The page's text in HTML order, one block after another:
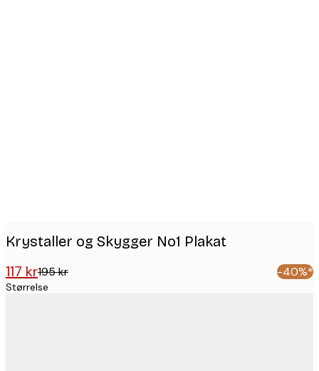
Krystaller og Skygger No1 Plakat
117 kr195 kr -40%*
Størrelse